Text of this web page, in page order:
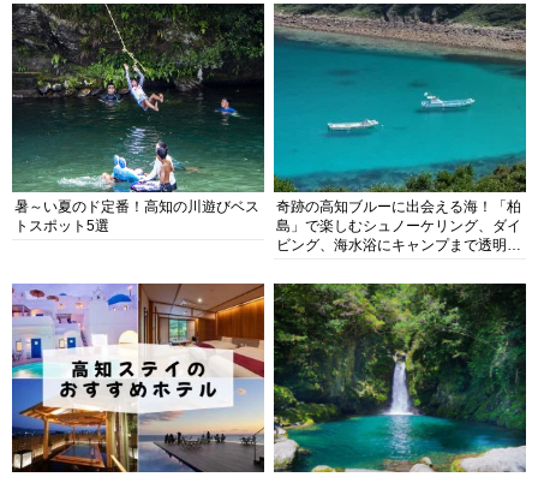
暑～い夏のド定番！高知の川遊びベス
トスポット5選
奇跡の高知ブルーに出会える海！「柏
島」で楽しむシュノーケリング、ダイ
ビング、海水浴にキャンプまで透明度